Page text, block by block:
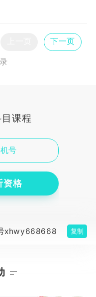
下一页
课程
资格
xhwy668668 复制